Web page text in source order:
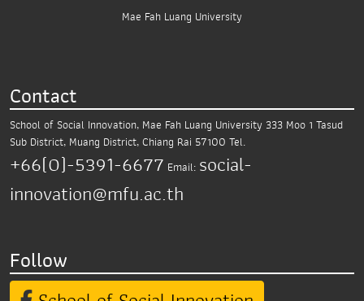
Mae Fah Luang University
Contact
School of Social Innovation, Mae Fah Luang University 333 Moo 1 Tasud
Sub District, Muang District, Chiang Rai 57100 Tel.
+66(0)-5391-6677 Email: social-
innovation@mfu.ac.th
Follow